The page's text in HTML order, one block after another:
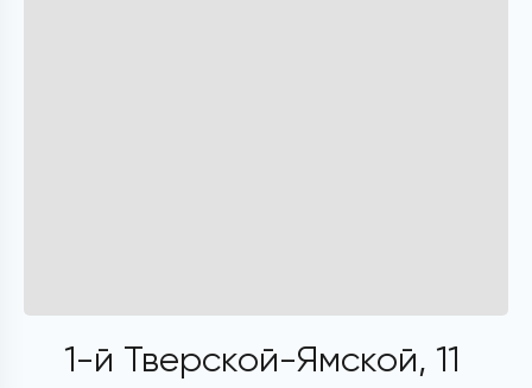
1-й Тверской-Ямской, 11